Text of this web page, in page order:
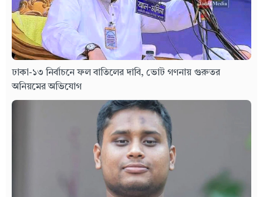
ঢাকা-১৩ নির্বাচনে ফল বাতিলের দাবি, ভোট গণনায় গুরুতর
অনিয়মের অভিযোগ